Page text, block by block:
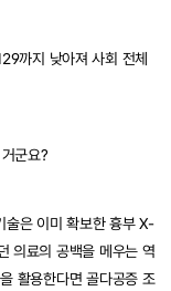
까지 낮아져 사회 전체
군요?
술은 이미 확보한 흉부 X-
의료의 공백을 메우는 역
활용한다면 골다공증 조